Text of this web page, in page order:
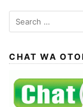
Search
for:
CHAT WA